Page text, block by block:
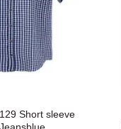
Short sleeve